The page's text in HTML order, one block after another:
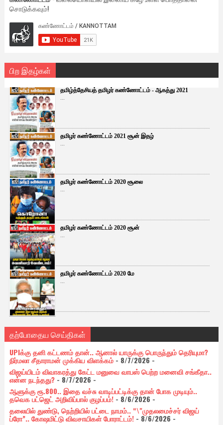
சொடுக்கவும்!
பிற இதழ்கள்
தமிழ்த்தேசியத் தமிழர் கண்ணோட்டம் - ஆகத்து 2021
தமிழர் கண்ணோட்டம் 2021 சூன் இதழ்
தமிழர் கண்ணோட்டம் 2020 சூலை
தமிழர் கண்ணோட்டம் 2020 சூன்
தமிழர் கண்ணோட்டம் 2020 மே
தற்போதைய செய்திகள்
UPIக்கு தனி கட்டணம் தான்.. ஆனால் யாருக்கு பொருந்தும் தெரியுமா?
நிர்மலா சீதாராமன் முக்கிய விளக்கம்- 8/7/2026 -
விஜய்யிடம் விவாகரத்து கேட்ட மனுவை வாபஸ் பெற்ற மனைவி சங்கீதா..
என்ன நடந்தது?- 8/7/2026 -
ஆளுக்கு ரூ.800.. இதை வச்சு வாடிப்பட்டிக்கு தான் போக முடியும்..
தவெக பட்ஜெட் அறிவிப்பால் குழப்பம்!- 8/6/2026 -
தலையில் துண்டு, நெற்றியில் பட்டை நாமம்.. “\"முதலமைச்சர் விஜய்
ப்ரோ”.. கோஷமிட்டு விவசாயிகள் போராட்டம்!- 8/6/2026 -